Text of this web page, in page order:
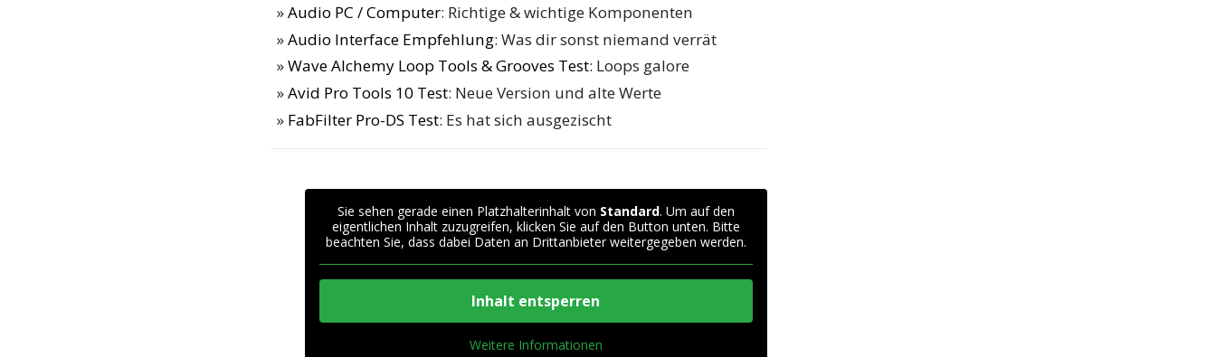
Audio PC / Computer: Richtige & wichtige Komponenten
Audio Interface Empfehlung: Was dir sonst niemand verrät
Wave Alchemy Loop Tools & Grooves Test: Loops galore
Avid Pro Tools 10 Test: Neue Version und alte Werte
FabFilter Pro-DS Test: Es hat sich ausgezischt
Sie sehen gerade einen Platzhalterinhalt von Standard. Um auf den
eigentlichen Inhalt zuzugreifen, klicken Sie auf den Button unten. Bitte
beachten Sie, dass dabei Daten an Drittanbieter weitergegeben werden.
Inhalt entsperren
Weitere Informationen